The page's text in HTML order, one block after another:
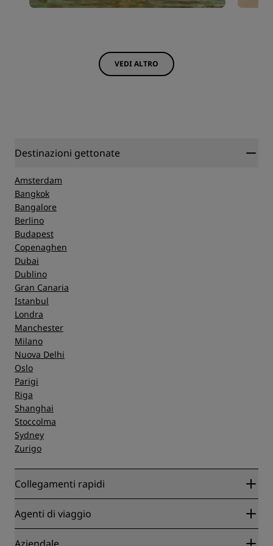
VEDI ALTRO
Destinazioni gettonate
Amsterdam
Bangkok
Bangalore
Berlino
Budapest
Copenaghen
Dubai
Dublino
Gran Canaria
Istanbul
Londra
Manchester
Milano
Nuova Delhi
Oslo
Parigi
Riga
Shanghai
Stoccolma
Sydney
Zurigo
Collegamenti rapidi
Radisson Rewards
Blog
Agenti di viaggio
Partner